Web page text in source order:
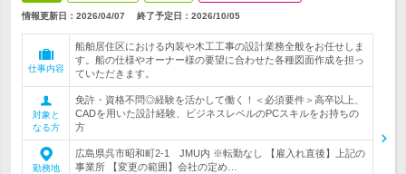
情報更新日：2026/04/07 終了予定日： 2026/10/05
仕事内容
船舶居住区における内装や木工工事の設計業務全般をお任せしま
す。船の仕様やオーナー様の要望に合わせた各種図面作成を担っ
ていただきます。
対象と
なる方
免許・資格不問◎経験を活かして働く！＜必須要件＞高卒以上、
CADを用いた設計経験、ビジネスレベルのPCスキルをお持ちの
方
勤務地
広島県呉市昭和町2-1 JMU内 ※転勤なし 【雇入れ直後】上記の
事業所 【変更の範囲】会社の定め…